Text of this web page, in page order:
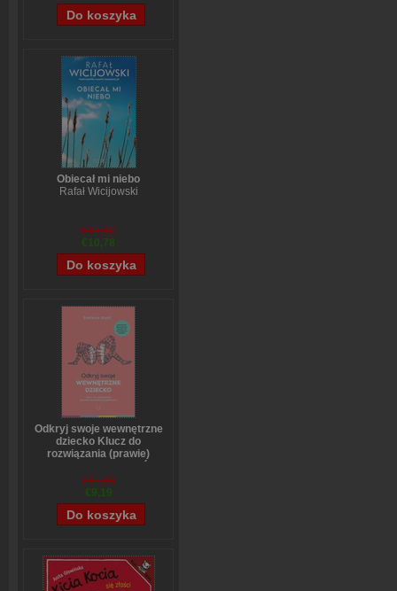
Obiecał mi niebo
Rafał Wicijowski
€13,42
€10,78
Odkryj swoje wewnętrzne
dziecko Klucz do
rozwiązania (prawie)
Stefanie Stahl
€11,43
€9,19